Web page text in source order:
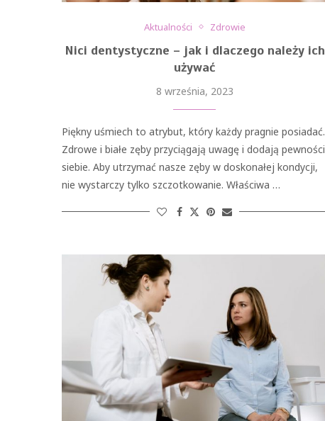
Aktualności Zdrowie
Nici dentystyczne – jak i dlaczego należy ich
używać
8 września, 2023
Piękny uśmiech to atrybut, który każdy pragnie posiadać.
Zdrowe i białe zęby przyciągają uwagę i dodają pewności
siebie. Aby utrzymać nasze zęby w doskonałej kondycji,
nie wystarczy tylko szczotkowanie. Właściwa …